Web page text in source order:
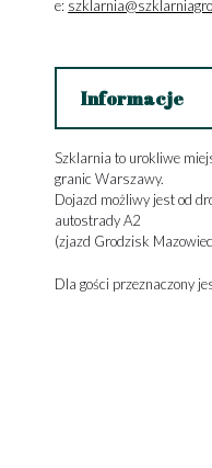
e:
Informacje
Szklarnia to urokliwe
granic Warszawy.
Dojazd możliwy jest od
autostrady A2
(zjazd Grodzisk
Dla gości przeznaczony